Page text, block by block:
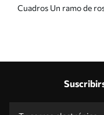
Cuadros Un ramo de